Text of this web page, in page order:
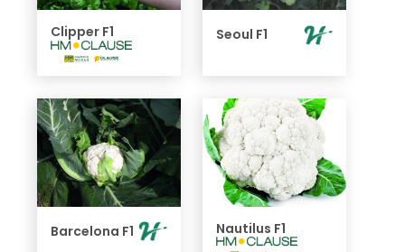
Clipper F1 Seoul F1
Barcelona F1 Nautilus F1